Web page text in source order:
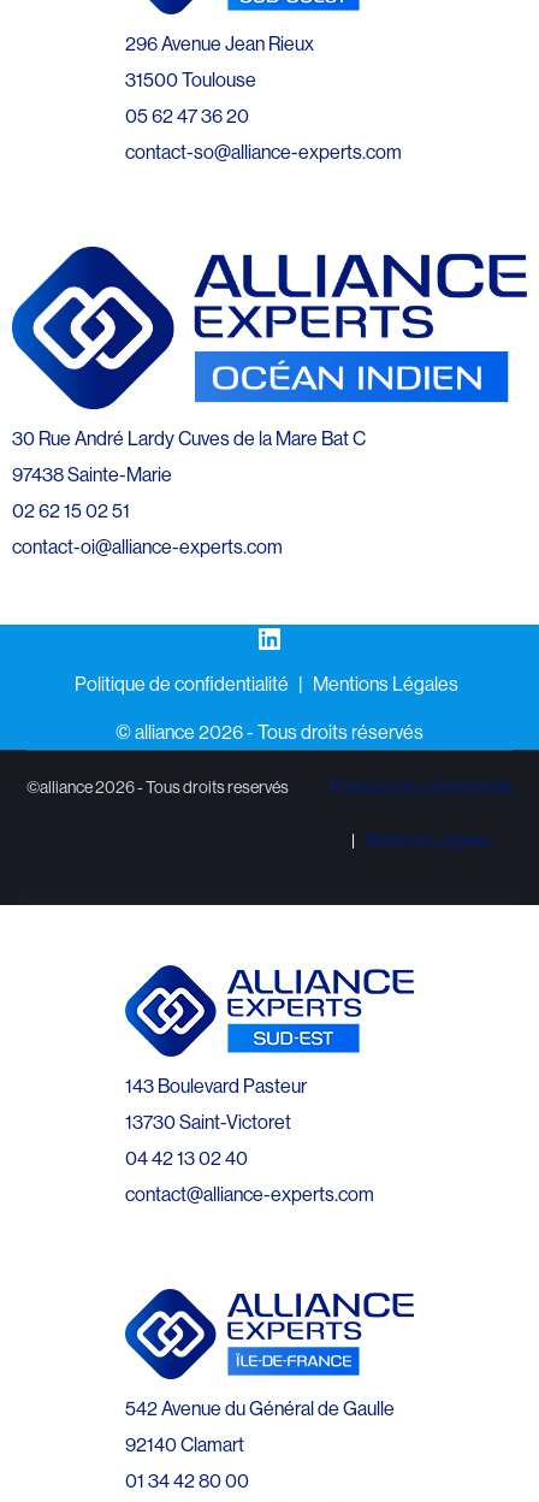
296 Avenue Jean Rieux
31500 Toulouse
05 62 47 36 20
contact-so@alliance-experts.com
30 Rue André Lardy Cuves de la Mare Bat C
97438 Sainte-Marie
02 62 15 02 51
contact-oi@alliance-experts.com
LinkedIn
Politique de confidentialité
Mentions Légales
©️ alliance 2026 - Tous droits réservés
©alliance 2026 - Tous droits reservés Politique de confidentialité
Mentions Légales
143 Boulevard Pasteur
13730 Saint-Victoret
04 42 13 02 40
contact@alliance-experts.com
542 Avenue du Général de Gaulle
92140 Clamart
01 34 42 80 00